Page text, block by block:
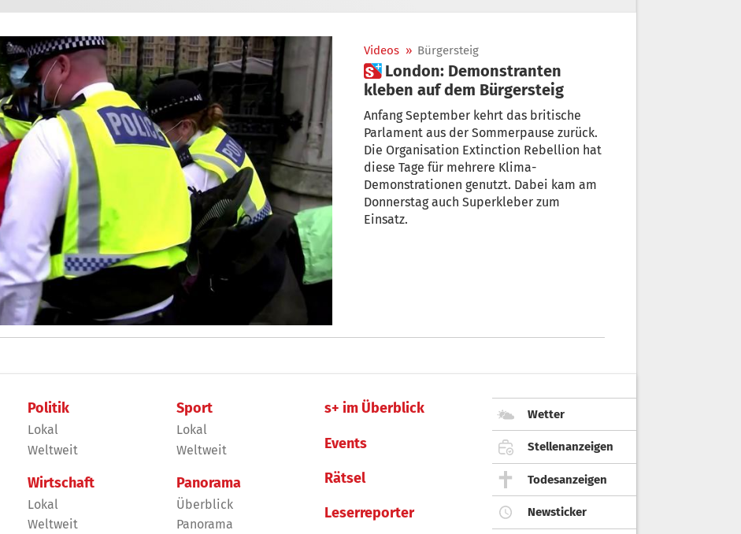
Videos » Bürgersteig
 London: Demonstranten
kleben auf dem Bürgersteig
Anfang September kehrt das britische
Parlament aus der Sommerpause zurück.
Die Organisation Extinction Rebellion hat
diese Tage für mehrere Klima-
Demonstrationen genutzt. Dabei kam am
Donnerstag auch Superkleber zum
Einsatz.
Politik
Lokal
Weltweit
Wirtschaft
Lokal
Weltweit
Sport
Lokal
Weltweit
Panorama
Überblick
Panorama
s+ im Überblick
Events
Rätsel
Leserreporter
Wetter
Stellenanzeigen
Todesanzeigen
Newsticker